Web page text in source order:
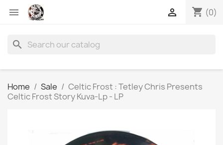
 shopping_cart (0)

search
Home Sale
Celtic Frost : Tetley Chris Presents
Celtic Frost Story Kuva-Lp - LP